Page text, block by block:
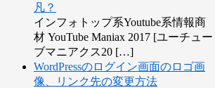
凡？
インフォトップ系Youtube系情報商
材 YouTube Maniax 2017 [ユーチュー
ブマニアクス20 […]
WordPressのログイン画面のロゴ画
像、リンク先の変更方法